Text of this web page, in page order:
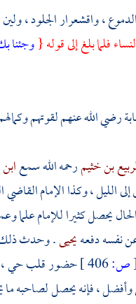
، واقشعرار الجلود ، ولين
فلما بلغ إلى قوله {وجئنا
الله عنهم لقوتهم
بن خثيمرحمه الله سمع
، وكذا الإمام القاضي
يحصل كثيرا للإمام علما
نفسه دفعهيحيى. وحدث ذلك
ص:
حضور قلب حي ،
، فإنه يحصل لصاحبه